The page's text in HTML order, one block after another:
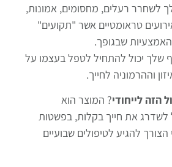
לך לשחרר רעלים, מחסומים, אמונות,
טראומטיים אשר "תקועים"
שבגופך.
שלך יכול להתחיל לטפל בעצמו על
וההרמוניה לחייך.
הזה לייחודי? המוצר הוא
לשדרג את חייך בקלות, בפשטות
הצורך להגיע לטיפולים שבועיים